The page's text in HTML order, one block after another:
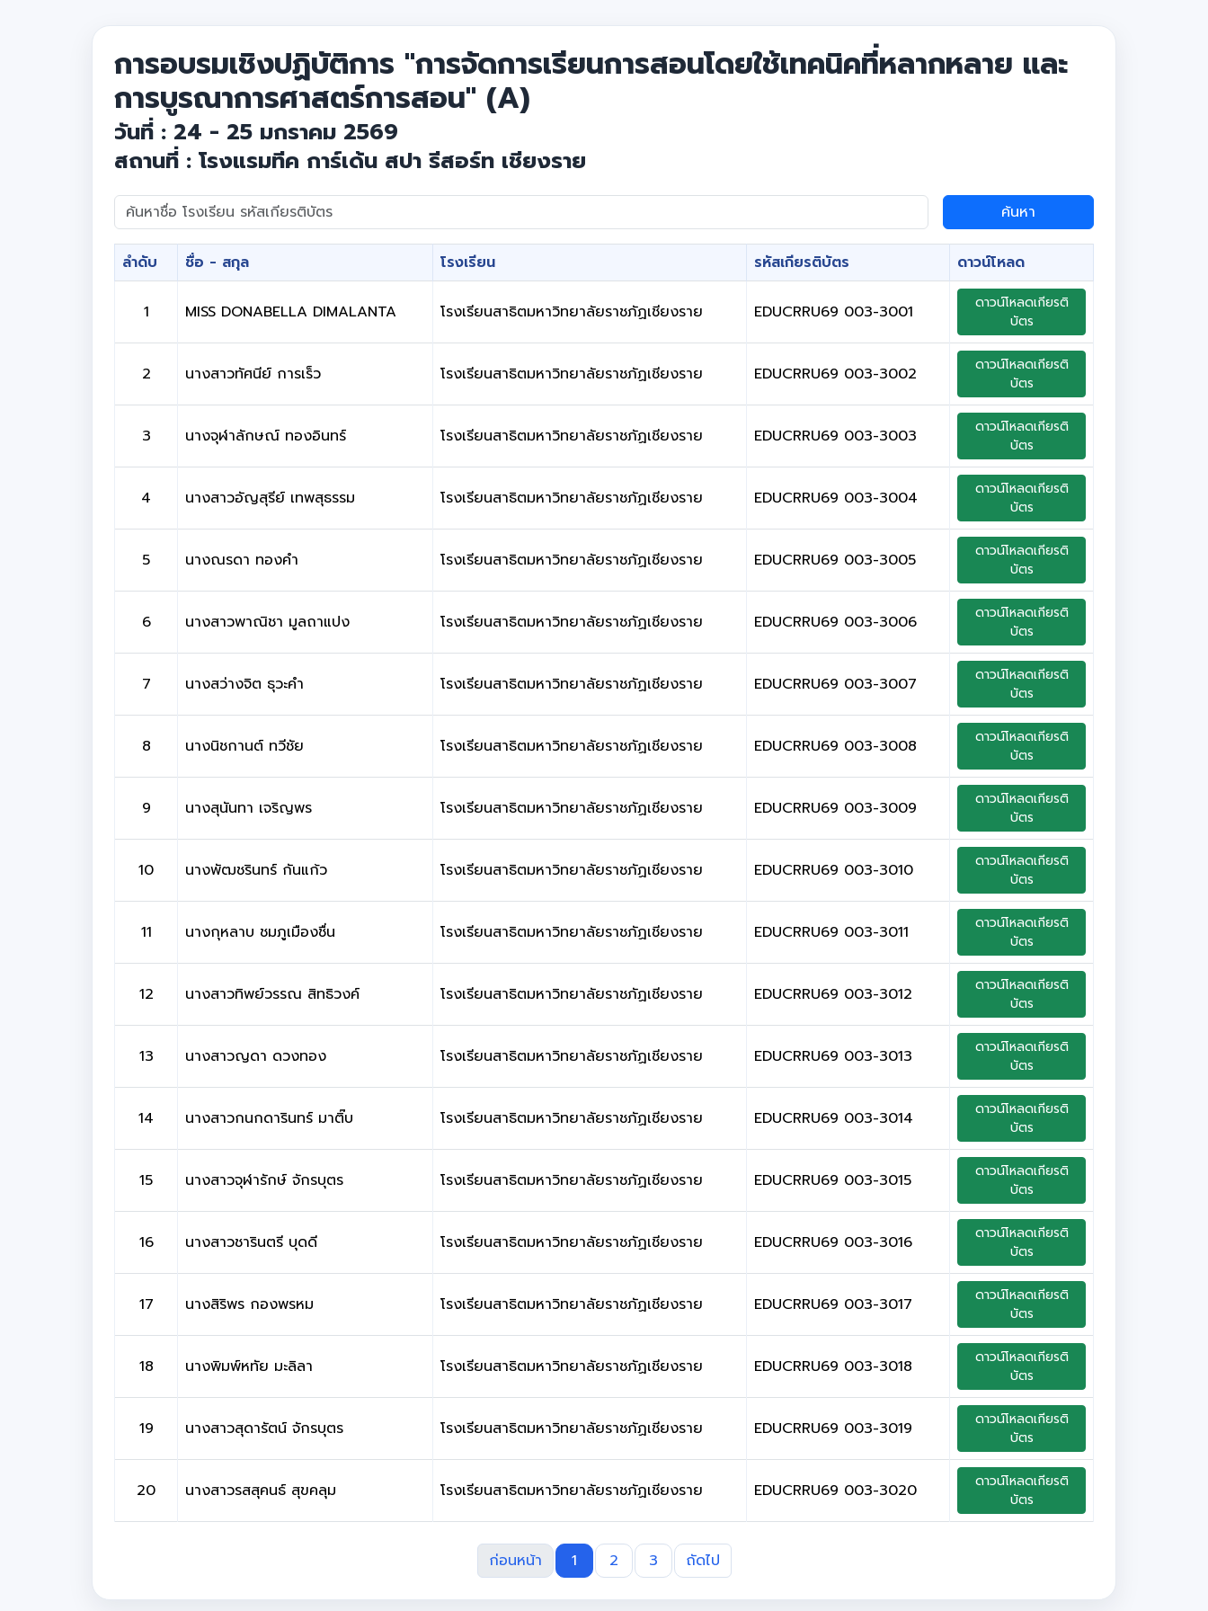
การอบรมเชิงปฏิบัติการ "การจัดการเรียนการสอนโดยใช้เทคนิคที่หลากหลาย และ
การบูรณาการศาสตร์การสอน" (A)
วันที่ : 24 - 25 มกราคม 2569
สถานที่ : โรงแรมทีค การ์เด้น สปา รีสอร์ท เชียงราย
ค้นหา
ลำดับ ชื่อ - สกุล โรงเรียน รหัสเกียรติบัตร ดาวน์โหลด
1 MISS DONABELLA DIMALANTA โรงเรียนสาธิตมหาวิทยาลัยราชภัฏเชียงราย EDUCRRU69 003-3001
ดาวน์โหลดเกียรติ
บัตร
2 นางสาวทัศนีย์ การเร็ว โรงเรียนสาธิตมหาวิทยาลัยราชภัฏเชียงราย EDUCRRU69 003-3002
ดาวน์โหลดเกียรติ
บัตร
3 นางจุฬาลักษณ์ ทองอินทร์ โรงเรียนสาธิตมหาวิทยาลัยราชภัฏเชียงราย EDUCRRU69 003-3003
ดาวน์โหลดเกียรติ
บัตร
4 นางสาวอัญสุรีย์ เทพสุธรรม โรงเรียนสาธิตมหาวิทยาลัยราชภัฏเชียงราย EDUCRRU69 003-3004
ดาวน์โหลดเกียรติ
บัตร
5 นางณรดา ทองคำ โรงเรียนสาธิตมหาวิทยาลัยราชภัฏเชียงราย EDUCRRU69 003-3005
ดาวน์โหลดเกียรติ
บัตร
6 นางสาวพาณิชา มูลถาแปง โรงเรียนสาธิตมหาวิทยาลัยราชภัฏเชียงราย EDUCRRU69 003-3006
ดาวน์โหลดเกียรติ
บัตร
7 นางสว่างจิต ธุวะคำ โรงเรียนสาธิตมหาวิทยาลัยราชภัฏเชียงราย EDUCRRU69 003-3007
ดาวน์โหลดเกียรติ
บัตร
8 นางนิชกานต์ ทวีชัย โรงเรียนสาธิตมหาวิทยาลัยราชภัฏเชียงราย EDUCRRU69 003-3008
ดาวน์โหลดเกียรติ
บัตร
9 นางสุนันทา เจริญพร โรงเรียนสาธิตมหาวิทยาลัยราชภัฏเชียงราย EDUCRRU69 003-3009
ดาวน์โหลดเกียรติ
บัตร
10 นางพัฒชรินทร์ กันแก้ว โรงเรียนสาธิตมหาวิทยาลัยราชภัฏเชียงราย EDUCRRU69 003-3010
ดาวน์โหลดเกียรติ
บัตร
11 นางกุหลาบ ชมภูเมืองชื่น โรงเรียนสาธิตมหาวิทยาลัยราชภัฏเชียงราย EDUCRRU69 003-3011
ดาวน์โหลดเกียรติ
บัตร
12 นางสาวทิพย์วรรณ สิทธิวงค์ โรงเรียนสาธิตมหาวิทยาลัยราชภัฏเชียงราย EDUCRRU69 003-3012
ดาวน์โหลดเกียรติ
บัตร
13 นางสาวญดา ดวงทอง โรงเรียนสาธิตมหาวิทยาลัยราชภัฏเชียงราย EDUCRRU69 003-3013
ดาวน์โหลดเกียรติ
บัตร
14 นางสาวกนกดารินทร์ มาติ๊บ โรงเรียนสาธิตมหาวิทยาลัยราชภัฏเชียงราย EDUCRRU69 003-3014
ดาวน์โหลดเกียรติ
บัตร
15 นางสาวจุฬารักษ์ จักรบุตร โรงเรียนสาธิตมหาวิทยาลัยราชภัฏเชียงราย EDUCRRU69 003-3015
ดาวน์โหลดเกียรติ
บัตร
16 นางสาวชารินตรี บุดดี โรงเรียนสาธิตมหาวิทยาลัยราชภัฏเชียงราย EDUCRRU69 003-3016
ดาวน์โหลดเกียรติ
บัตร
17 นางสิริพร กองพรหม โรงเรียนสาธิตมหาวิทยาลัยราชภัฏเชียงราย EDUCRRU69 003-3017
ดาวน์โหลดเกียรติ
บัตร
18 นางพิมพ์หทัย มะลิลา โรงเรียนสาธิตมหาวิทยาลัยราชภัฏเชียงราย EDUCRRU69 003-3018
ดาวน์โหลดเกียรติ
บัตร
19 นางสาวสุดารัตน์ จักรบุตร โรงเรียนสาธิตมหาวิทยาลัยราชภัฏเชียงราย EDUCRRU69 003-3019
ดาวน์โหลดเกียรติ
บัตร
20 นางสาวรสสุคนธ์ สุขคลุม โรงเรียนสาธิตมหาวิทยาลัยราชภัฏเชียงราย EDUCRRU69 003-3020
ดาวน์โหลดเกียรติ
บัตร
ก่อนหน้า 1 2 3 ถัดไป